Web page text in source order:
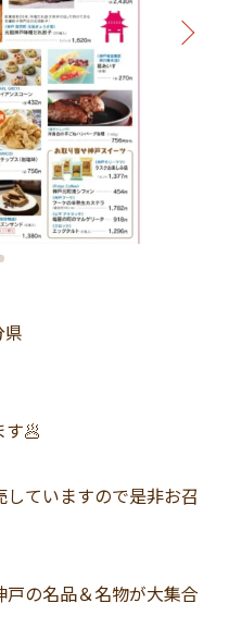
🥟
ていますので是非お召
の名品＆名物が大集合